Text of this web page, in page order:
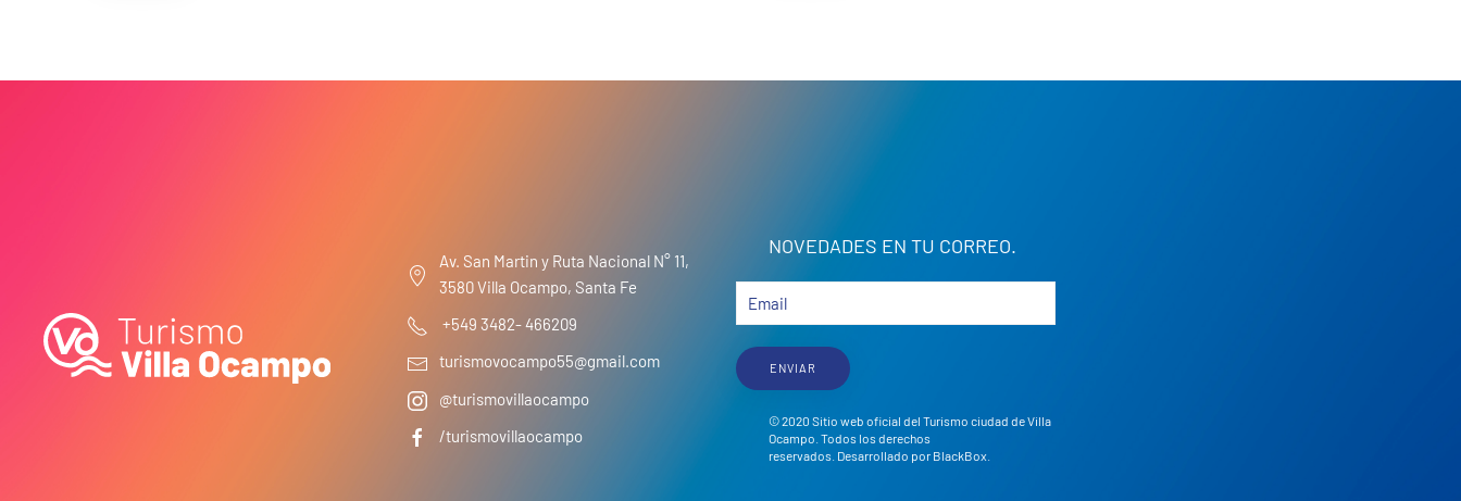
Av. San Martin y Ruta Nacional N° 11,
3580 Villa Ocampo, Santa Fe
+549 3482- 466209
turismovocampo55@gmail.com
@turismovillaocampo
/turismovillaocampo
NOVEDADES EN TU CORREO.
ENVIAR
© 2020 Sitio web oficial del Turismo ciudad de Villa
Ocampo. Todos los derechos
reservados. Desarrollado por BlackBox